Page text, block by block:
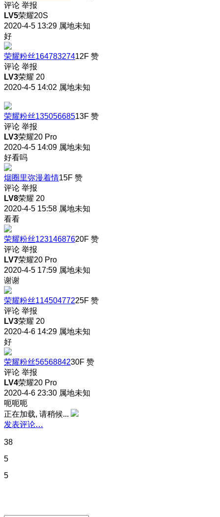
评论 举报
LV5荣耀20S
2020-4-5 13:29 属地未知
好
荣耀粉丝16478327412F 赞
评论 举报
LV3荣耀 20
2020-4-5 14:02 属地未知
荣耀粉丝13505668513F 赞
评论 举报
LV3荣耀20 Pro
2020-4-5 14:09 属地未知
好看吗
烟圈里弥漫着情15F 赞
评论 举报
LV8荣耀 20
2020-4-5 15:58 属地未知
看看
荣耀粉丝12314687620F 赞
评论 举报
LV7荣耀20 Pro
2020-4-5 17:59 属地未知
谢谢
荣耀粉丝11450477225F 赞
评论 举报
LV3荣耀 20
2020-4-6 14:29 属地未知
好
荣耀粉丝5656884230F 赞
评论 举报
LV4荣耀20 Pro
2020-4-6 23:30 属地未知
呃呃呃
正在加载, 请稍候...
发表评论…
38
5
5